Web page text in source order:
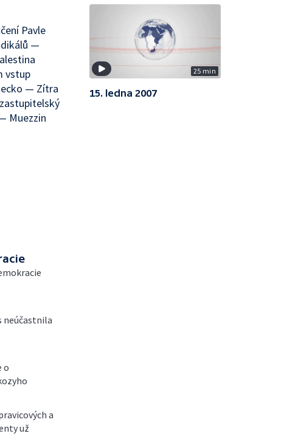
Pavle
—
vstup
— Zítra
Muezzin
neúčastnila
o
a
už
25 min
15. ledna 2007